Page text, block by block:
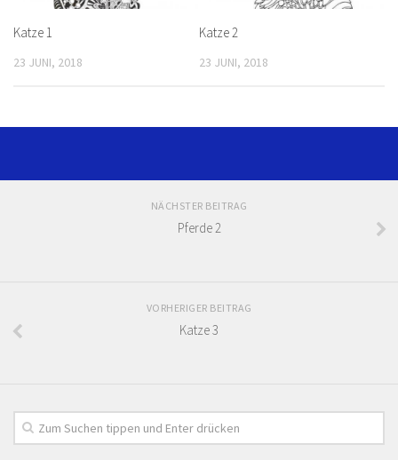
Katze 1
23 JUNI, 2018
Katze 2
23 JUNI, 2018
NÄCHSTER BEITRAG
Pferde 2
VORHERIGER BEITRAG
Katze 3